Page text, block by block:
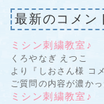
最新のコメン
ミシン刺繍教室♪
くろやなぎ えつこ
より『しおさん様 コ
ご質問の内容が濃か
ミシン刺繍教室♪